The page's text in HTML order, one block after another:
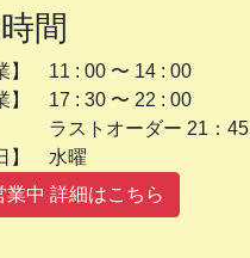
間
】 11 : 00 〜 14 : 00
】 17 : 30 〜 22 : 00
オーダー 21：45
休日】 水曜
業中 詳細はこちら